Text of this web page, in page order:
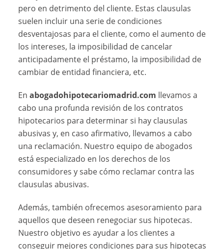
pero en detrimento del cliente. Estas clausulas
suelen incluir una serie de condiciones
desventajosas para el cliente, como el aumento de
los intereses, la imposibilidad de cancelar
anticipadamente el préstamo, la imposibilidad de
cambiar de entidad financiera, etc.
Enabogadohipotecariomadrid.com llevamos a
cabo una profunda revisión de los contratos
hipotecarios para determinar si hay clausulas
abusivas y, en caso afirmativo, llevamos a cabo
una reclamación. Nuestro equipo de abogados
está especializado en los derechos de los
consumidores y sabe cómo reclamar contra las
clausulas abusivas.
Además, también ofrecemos asesoramiento para
aquellos que deseen renegociar sus hipotecas.
Nuestro objetivo es ayudar a los clientes a
conseguir mejores condiciones para sus hipotecas